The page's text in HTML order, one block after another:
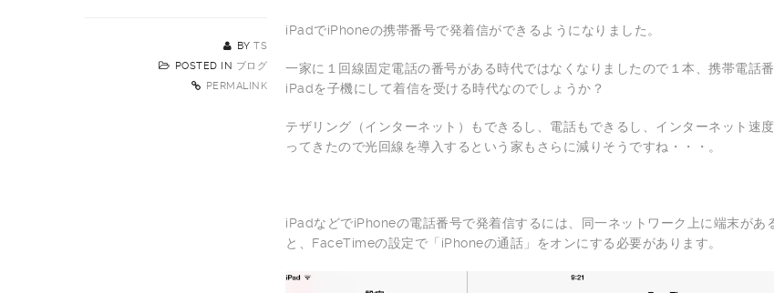
BYTS
POSTED IN ブログ
PERMALINK
iPadでiPhoneの携帯番号で発着信ができるようになりました。
一家に１回線固定電話の番号がある時代ではなくなりましたので１本、携帯電話
iPadを子機にして着信を受ける時代なのでしょうか？
テザリング（インターネット）もできるし、電話もできるし、インターネット速
ってきたので光回線を導入するという家もさらに減りそうですね・・・。
iPadなどでiPhoneの電話番号で発着信するには、同一ネットワーク上に端末があ
と、FaceTimeの設定で「iPhoneの通話」をオンにする必要があります。